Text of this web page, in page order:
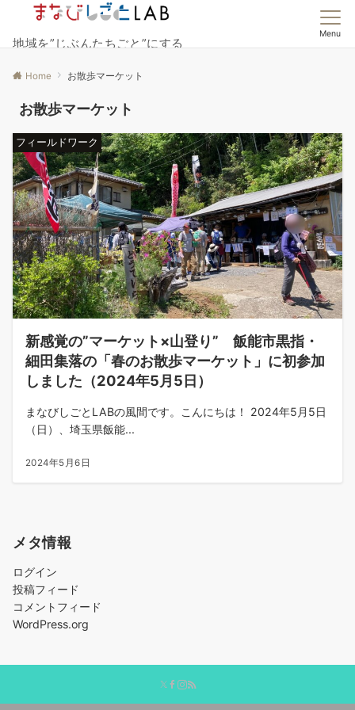
地域を”じぶんたちごと”にする
Menu
Home お散歩マーケット
お散歩マーケット
フィールドワーク
新感覚の”マーケット×山登り” 飯能市黒指・
細田集落の「春のお散歩マーケット」に初参加
しました（2024年5月5日）
まなびしごとLABの風間です。こんにちは！ 2024年5月5日
（日）、埼玉県飯能...
2024年5月6日
メタ情報
ログイン
投稿フィード
コメントフィード
WordPress.org